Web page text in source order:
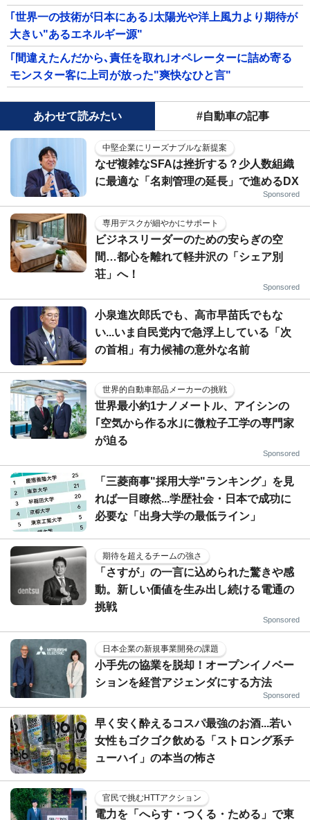
｢世界一の技術が日本にある｣太陽光や洋上風力より期待が
大きい"あるエネルギー源"
｢間違えたんだから､責任を取れ｣オペレーターに詰め寄る
モンスター客に上司が放った"爽快なひと言"
あわせて読みたい #自動車の記事
中堅企業にリーズナブルな新提案
なぜ複雑なSFAは挫折する？少人数組織
に最適な「名刺管理の延長」で進めるDX
Sponsored
専用デスクが細やかにサポート
ビジネスリーダーのための安らぎの空
間…都心を離れて軽井沢の「シェア別
荘」へ！
Sponsored
小泉進次郎氏でも、高市早苗氏でもな
い...いま自民党内で急浮上している「次
の首相」有力候補の意外な名前
世界的自動車部品メーカーの挑戦
世界最小約1ナノメートル、アイシンの
｢空気から作る水｣に微粒子工学の専門家
が迫る
Sponsored
「三菱商事"採用大学"ランキング」を見
れば一目瞭然...学歴社会・日本で成功に
必要な「出身大学の最低ライン」
期待を超えるチームの強さ
「さすが」の一言に込められた驚きや感
動。新しい価値を生み出し続ける電通の
挑戦
Sponsored
日本企業の新規事業開発の課題
小手先の協業を脱却！オープンイノベー
ションを経営アジェンダにする方法
Sponsored
早く安く酔えるコスパ最強のお酒...若い
女性もゴクゴク飲める「ストロング系チ
ューハイ」の本当の怖さ
官民で挑むHTTアクション
電力を「へらす・つくる・ためる」で東